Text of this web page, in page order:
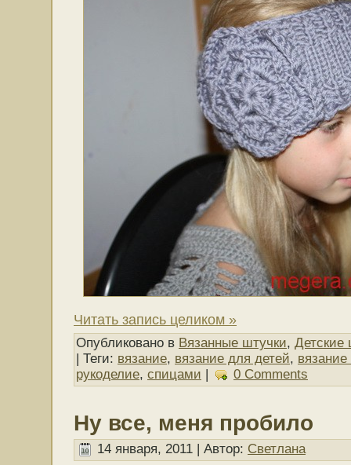
Читать запись целиком »
Опубликовано в Вязанные штучки, Детские
| Теги: вязание, вязание для детей,
рукоделие, спицами | 0 Comments
Ну все, меня пробило
14 января, 2011 | Автор: Светлана